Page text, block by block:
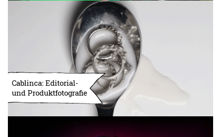
Cablinca: Editorial-
und Produktfotografie